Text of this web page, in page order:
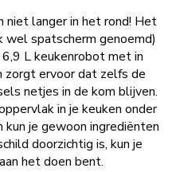
niet langer in het rond! Het
wel spatscherm genoemd)
L keukenrobot met in
zorgt ervoor dat zelfs de
netjes in de kom blijven.
in je keuken onder
je gewoon ingrediënten
doorzichtig is, kun je
het doen bent.